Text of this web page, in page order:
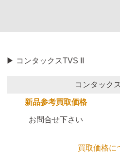
▶ コンタックスTVS II
コンタック
新品参考買取価格
お問合せ下さい
買取価格に